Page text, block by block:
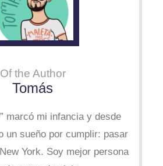
Of the Author
Tomás
marcó mi infancia y desde
un sueño por cumplir: pasar
York. Soy mejor persona